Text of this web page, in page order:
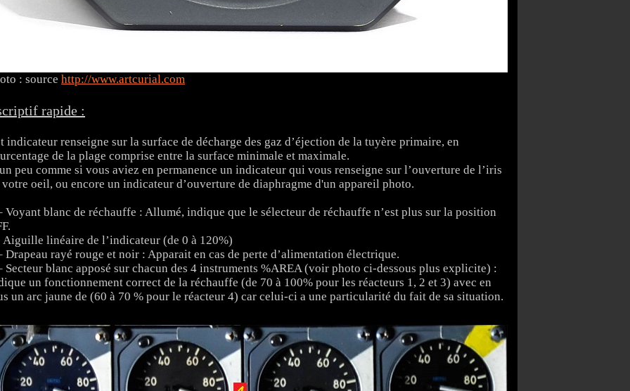
: source http://www.artcurial.com
rapide :
indicateur renseigne sur la surface de décharge des gaz d’éjection de la tuyère primaire, en
de la plage comprise entre la surface minimale et maximale.
peu comme si vous aviez en permanence un indicateur qui vous renseigne sur l’ouverture de l’iris
votre oeil, ou encore un indicateur d’ouverture de diaphragme d'un appareil photo.
Voyant blanc de réchauffe : Allumé, indique que le sélecteur de réchauffe n’est plus sur la position
Aiguille linéaire de l’indicateur (de 0 à 120%)
Drapeau rayé rouge et noir : Apparait en cas de perte d’alimentation électrique.
Secteur blanc apposé sur chacun des 4 instruments %AREA (voir photo ci-dessous plus explicite) :
un fonctionnement correct de la réchauffe (de 70 à 100% pour les réacteurs 1, 2 et 3) avec en
un arc jaune de (60 à 70 % pour le réacteur 4) car celui-ci a une particularité du fait de sa situation.